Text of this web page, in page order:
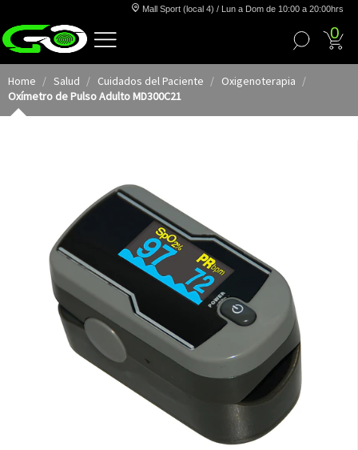
Mall Sport (local 4) / Lun a Dom de 10:00 a 20:00hrs
0
Home Salud Cuidados del Paciente
Oxigenoterapia
Oxímetro de Pulso Adulto MD300C21